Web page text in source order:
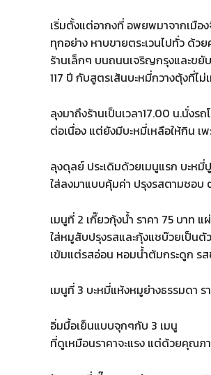
เริ่มตั้งแต่อากงที่ อพยพมาจากเมือ
ทุกอย่าง หาบขายตระเวนไปทั่ว ด้ว
ร้านเล็กๆ บนถนนเจริญกรุงและข
117 ปี กับสูตรเส้นบะหมี่กวางตุ้งที่ไม่
ลุงมาถึงร้านเป็นเวลา17.00 น.นั่ง
ต่อเนื่อง แต่ยังมีบะหมี่เหลือให้กิน
ลุงดุลย์ ประเดิมด้วยเมนูแรก บะหมี่
ใส่ลงมาแบบคุ้มค่า ปรุงรสตามชอ
เมนูที่ 2 เกี๊ยวกุ้งน้ำ ราคา 75 บาท
ใส่หมูสับปรุงรสและกุ้งแชบ๊วยเป็น
เข้มแต่รสอ่อน หอมน้ำต้มกระดูก ร
เมนูที่ 3 บะหมี่แห้งหมูย่างธรรมดา ร
อิ่มมื้อเย็นแบบจุกๆกับ 3 เมนู
ที่ดูเหมือนราคาจะแรง แต่ด้วยคุณภ